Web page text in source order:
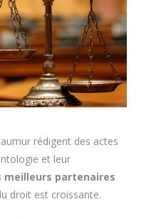
rédigent des actes
et leur
meilleurs partenaires
droit est croissante.